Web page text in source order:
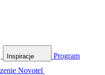
Inspiracje
Program
Novotel